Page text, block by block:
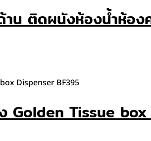
าน ติดผนังห้องน้ำห้
Golden Tissue